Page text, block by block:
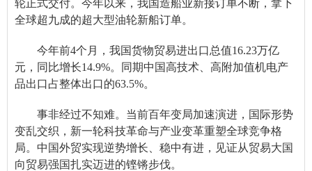
轮正式交付。今年以来，我国造船业新接订单不断，拿下
全球超九成的超大型油轮新船订单。
今年前4个月，我国货物贸易进出口总值16.23万亿
元，同比增长14.9%。同期中国高技术、高附加值机电产
品出口占整体出口的63.5%。
事非经过不知难。当前百年变局加速演进，国际形势
变乱交织，新一轮科技革命与产业变革重塑全球竞争格
局。中国外贸实现逆势增长、稳中有进，见证从贸易大国
向贸易强国扎实迈进的铿锵步伐。